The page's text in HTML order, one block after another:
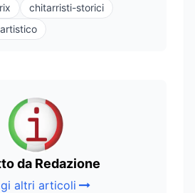
chitarristi-storici
da Redazione
altri articoli